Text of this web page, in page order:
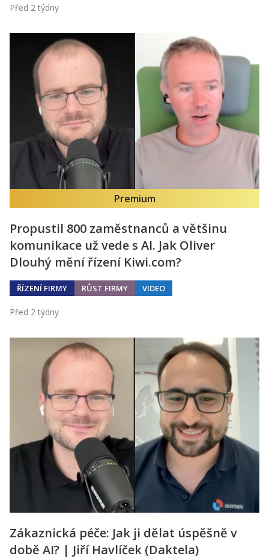
Před 2 týdny
Premium
Propustil 800 zaměstnanců a většinu
komunikace už vede s AI. Jak Oliver
Dlouhý mění řízení Kiwi.com?
ŘÍZENÍ FIRMY RŮST FIRMY VIDEO
Před 2 týdny
Zákaznická péče: Jak ji dělat úspěšně v
době AI? | Jiří Havlíček (Daktela)